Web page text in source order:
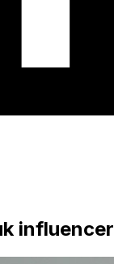
influencer